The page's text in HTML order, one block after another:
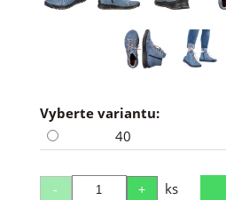
Vyberte variantu:
40
ks